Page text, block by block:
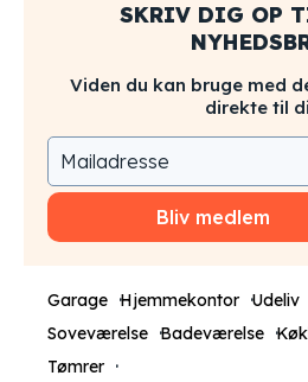
SKRIV DIG OP
Viden du kan bruge med
direkte til
Bliv medlem
Garage Hjemmekontor Udeliv
Soveværelse Badeværelse
Tømrer